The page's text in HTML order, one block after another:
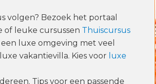
volgen? Bezoek het portaal
of leuke cursussen Thuiscursus
luxe omgeving met veel
vakantievilla. Kies voor luxe
Tips voor een passende